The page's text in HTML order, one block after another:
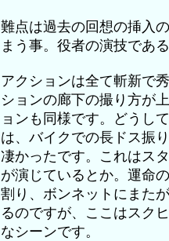
難点は過去の回想の挿入
まう事。役者の演技であ
アクションは全て斬新で
ションの廊下の撮り方が
ョンも同様です。どうし
は、バイクでの長ドス振
凄かったです。これはス
が演じているとか。運命
割り、ボンネットにまた
るのですが、ここはスク
なシーンです。